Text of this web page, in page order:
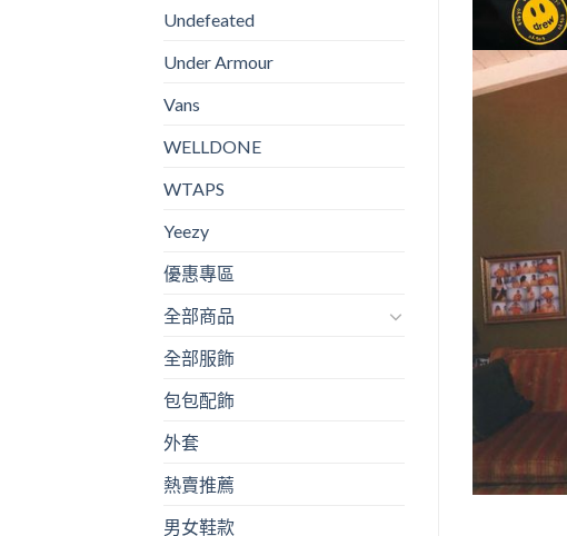
Undefeated
Under Armour
Vans
WELLDONE
WTAPS
Yeezy
優惠專區
全部商品
全部服飾
包包配飾
外套
熱賣推薦
男女鞋款